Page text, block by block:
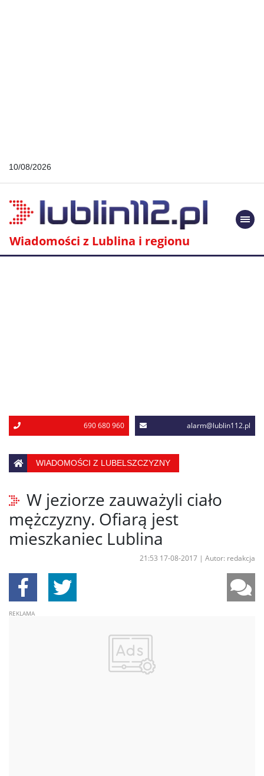
10/08/2026
Wiadomości z Lublina i regionu
690 680 960 alarm@lublin112.pl
WIADOMOŚCI Z LUBELSZCZYZNY
W jeziorze zauważyli ciało
mężczyzny. Ofiarą jest
mieszkaniec Lublina
21:53 17-08-2017 | Autor: redakcja